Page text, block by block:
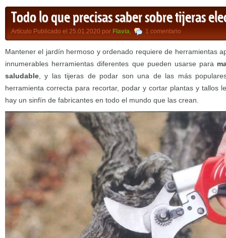
Todo lo que precisas saber sobre tijeras
Artículo Publicado el 25.01.2020 por Flavia, 1 comentario
Mantener el jardín hermoso y ordenado requiere de herramientas
innumerables herramientas diferentes que pueden usarse para
saludable , y las tijeras de podar son una de las más
herramienta correcta para recortar, podar y cortar plantas y tallos
hay un sinfín de fabricantes en todo el mundo que las crean.